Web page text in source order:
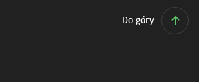
Do góry